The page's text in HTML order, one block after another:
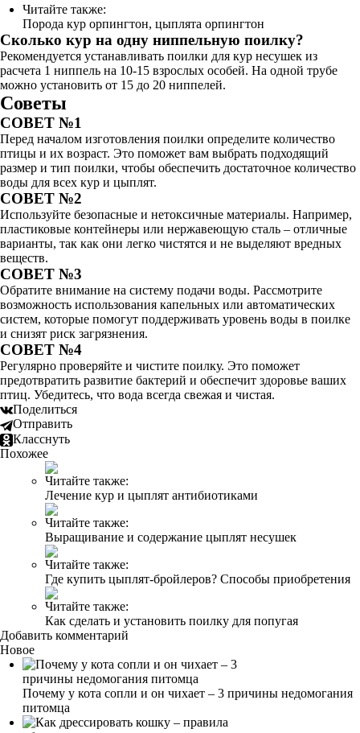
Читайте также:
Порода кур орпингтон, цыплята орпингтон
Сколько кур на одну ниппельную поилку?
Рекомендуется устанавливать поилки для кур несушек из
расчета 1 ниппель на 10-15 взрослых особей. На одной трубе
можно установить от 15 до 20 ниппелей.
Советы
СОВЕТ №1
Перед началом изготовления поилки определите количество
птицы и их возраст. Это поможет вам выбрать подходящий
размер и тип поилки, чтобы обеспечить достаточное количество
воды для всех кур и цыплят.
СОВЕТ №2
Используйте безопасные и нетоксичные материалы. Например,
пластиковые контейнеры или нержавеющую сталь – отличные
варианты, так как они легко чистятся и не выделяют вредных
веществ.
СОВЕТ №3
Обратите внимание на систему подачи воды. Рассмотрите
возможность использования капельных или автоматических
систем, которые помогут поддерживать уровень воды в поилке
и снизят риск загрязнения.
СОВЕТ №4
Регулярно проверяйте и чистите поилку. Это поможет
предотвратить развитие бактерий и обеспечит здоровье ваших
птиц. Убедитесь, что вода всегда свежая и чистая.
Поделиться
Отправить
Класснуть
Похожее
Читайте также:
Лечение кур и цыплят антибиотиками
Читайте также:
Выращивание и содержание цыплят несушек
Читайте также:
Где купить цыплят-бройлеров? Способы приобретения
Читайте также:
Как сделать и установить поилку для попугая
Добавить комментарий
Новое
Почему у кота сопли и он чихает – 3 причины недомогания
питомца